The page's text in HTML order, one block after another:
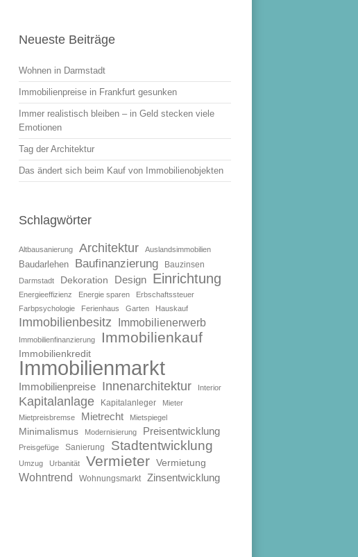
Neueste Beiträge
Wohnen in Darmstadt
Immobilienpreise in Frankfurt gesunken
Immer realistisch bleiben – in Geld stecken viele
Emotionen
Tag der Architektur
Das ändert sich beim Kauf von Immobilienobjekten
Schlagwörter
Altbausanierung Architektur Auslandsimmobilien
Baudarlehen Baufinanzierung Bauzinsen
Darmstadt Dekoration Design Einrichtung
Energieeffizienz Energie sparen
Erbschaftssteuer
Farbpsychologie
Ferienhaus Garten Hauskauf
Immobilienbesitz Immobilienerwerb
Immobilienfinanzierung Immobilienkauf
Immobilienkredit
Immobilienmarkt
Immobilienpreise Innenarchitektur Interior
Kapitalanlage Kapitalanleger
Mieter
Mietpreisbremse
Mietrecht Mietspiegel
Minimalismus Modernisierung Preisentwicklung
Preisgefüge Sanierung Stadtentwicklung
Umzug Urbanität Vermieter Vermietung
Wohntrend Wohnungsmarkt Zinsentwicklung